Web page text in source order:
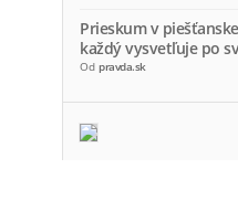
Prieskum v
každý vysvetľuje po
Odpravda.sk